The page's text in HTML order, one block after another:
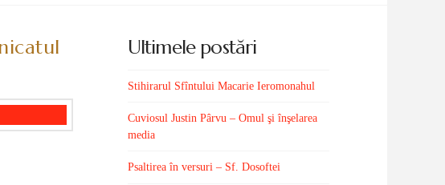
Ultimele postări
Stihirarul Sfîntului Macarie Ieromonahul
Cuviosul Justin Pârvu – Omul şi înşelarea
media
Psaltirea în versuri – Sf. Dosoftei